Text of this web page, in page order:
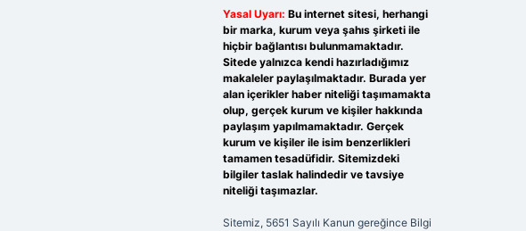
Yasal Uyarı: Bu internet sitesi, herhangi
bir marka, kurum veya şahıs şirketi ile
hiçbir bağlantısı bulunmamaktadır.
Sitede yalnızca kendi hazırladığımız
makaleler paylaşılmaktadır. Burada yer
alan içerikler haber niteliği taşımamakta
olup, gerçek kurum ve kişiler hakkında
paylaşım yapılmamaktadır. Gerçek
kurum ve kişiler ile isim benzerlikleri
tamamen tesadüfidir. Sitemizdeki
bilgiler taslak halindedir ve tavsiye
niteliği taşımazlar.
Sitemiz, 5651 Sayılı Kanun gereğince Bilgi